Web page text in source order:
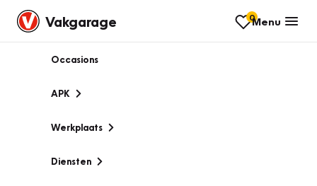
Vakgarage 0Menu
Occasions
APK
Werkplaats
Diensten